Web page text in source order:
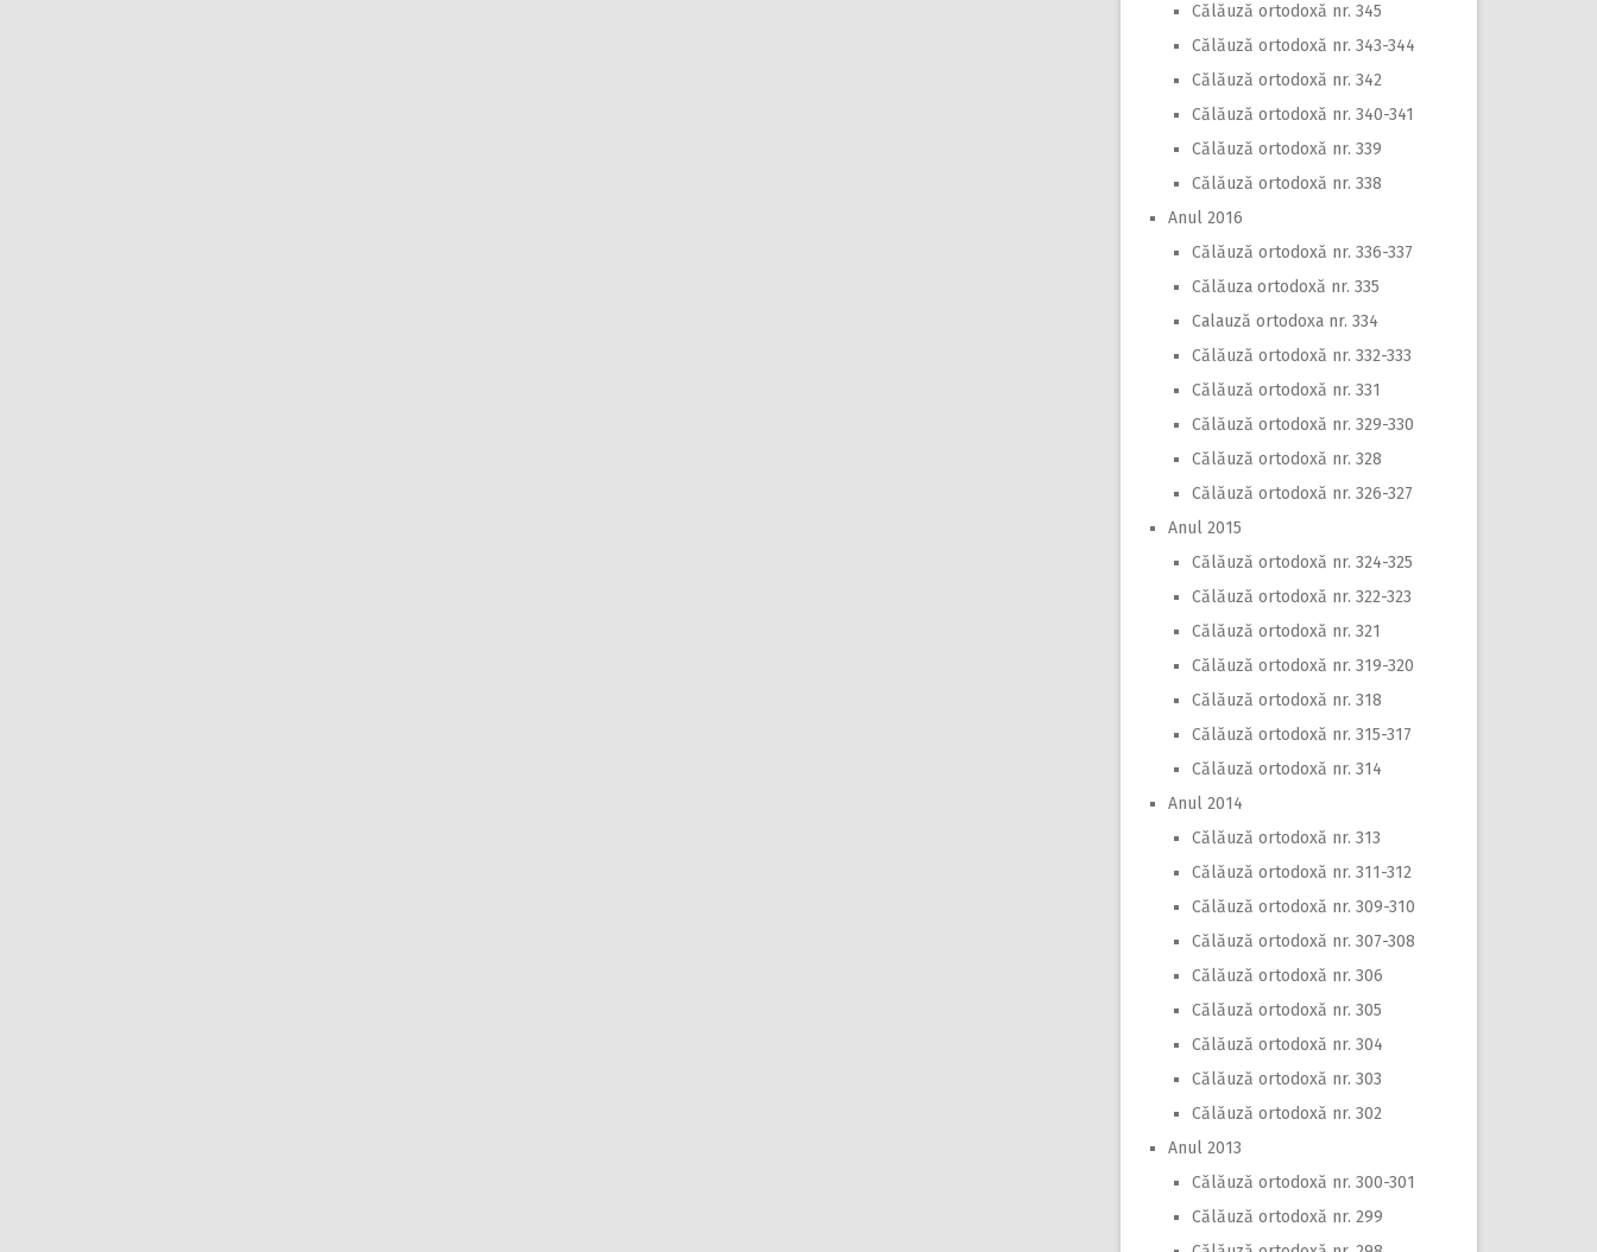
Călăuză ortodoxă nr. 345
Călăuză ortodoxă nr. 343-344
Călăuză ortodoxă nr. 342
Călăuză ortodoxă nr. 340-341
Călăuză ortodoxă nr. 339
Călăuză ortodoxă nr. 338
Anul 2016
Călăuză ortodoxă nr. 336-337
Călăuza ortodoxă nr. 335
Calauză ortodoxa nr. 334
Călăuză ortodoxă nr. 332-333
Călăuză ortodoxă nr. 331
Călăuză ortodoxă nr. 329-330
Călăuză ortodoxă nr. 328
Călăuză ortodoxă nr. 326-327
Anul 2015
Călăuză ortodoxă nr. 324-325
Călăuză ortodoxă nr. 322-323
Călăuză ortodoxă nr. 321
Călăuză ortodoxă nr. 319-320
Călăuză ortodoxă nr. 318
Călăuză ortodoxă nr. 315-317
Călăuză ortodoxă nr. 314
Anul 2014
Călăuză ortodoxă nr. 313
Călăuză ortodoxă nr. 311-312
Călăuză ortodoxă nr. 309-310
Călăuză ortodoxă nr. 307-308
Călăuză ortodoxă nr. 306
Călăuză ortodoxă nr. 305
Călăuză ortodoxă nr. 304
Călăuză ortodoxă nr. 303
Călăuză ortodoxă nr. 302
Anul 2013
Călăuză ortodoxă nr. 300-301
Călăuză ortodoxă nr. 299